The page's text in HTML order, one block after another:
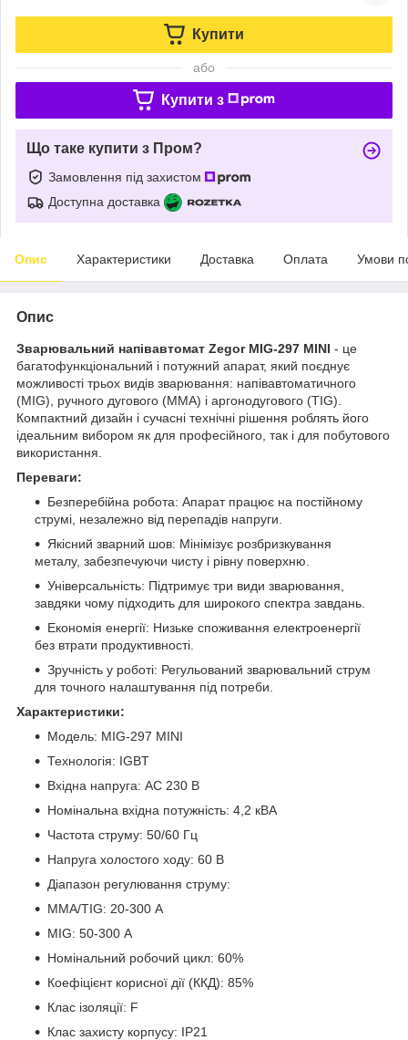
Купити
або
Купити з
Що таке купити з Пром?
Замовлення під захистом
Доступна доставка
Опис Характеристики Доставка Оплата Умови
Опис
Зварювальний напівавтомат Zegor MIG-297 MINI - це
багатофункціональний і потужний апарат, який поєднує
можливості трьох видів зварювання: напівавтоматичного
(MIG), ручного дугового (MMA) і аргонодугового (TIG).
Компактний дизайн і сучасні технічні рішення роблять його
ідеальним вибором як для професійного, так і для побутового
використання.
Переваги:
Безперебійна робота: Апарат працює на постійному
струмі, незалежно від перепадів напруги.
Якісний зварний шов: Мінімізує розбризкування
металу, забезпечуючи чисту і рівну поверхню.
Універсальність: Підтримує три види зварювання,
завдяки чому підходить для широкого спектра завдань.
Економія енергії: Низьке споживання електроенергії
без втрати продуктивності.
Зручність у роботі: Регульований зварювальний струм
для точного налаштування під потреби.
Характеристики:
Модель: MIG-297 MINI
Технологія: IGBT
Вхідна напруга: AC 230 В
Номінальна вхідна потужність: 4,2 кВА
Частота струму: 50/60 Гц
Напруга холостого ходу: 60 В
Діапазон регулювання струму:
MMA/TIG: 20-300 А
MIG: 50-300 А
Номінальний робочий цикл: 60%
Коефіцієнт корисної дії (ККД): 85%
Клас ізоляції: F
Клас захисту корпусу: IP21